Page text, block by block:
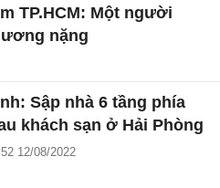
TP.HCM: Một người
nặng
Sập nhà 6 tầng phía
khách sạn ở Hải Phòng
12/08/2022